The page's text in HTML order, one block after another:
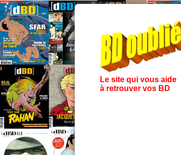
Le site qui vous aide
à retrouver vos BD